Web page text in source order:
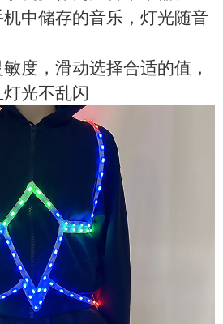
中储存的音乐，灯光随音
度，滑动选择合适的值，
光不乱闪